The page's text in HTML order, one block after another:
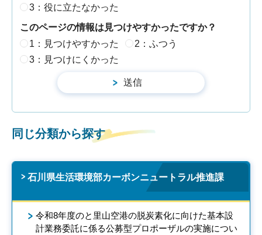
3：役に立たなかった
このページの情報は見つけやすかったですか？
1：見つけやすかった
2：ふつう
3：見つけにくかった
同じ分類から探す
石川県生活環境部カーボンニュートラル推進課
令和8年度のと里山空港の脱炭素化に向けた基本設
計業務委託に係る公募型プロポーザルの実施につい